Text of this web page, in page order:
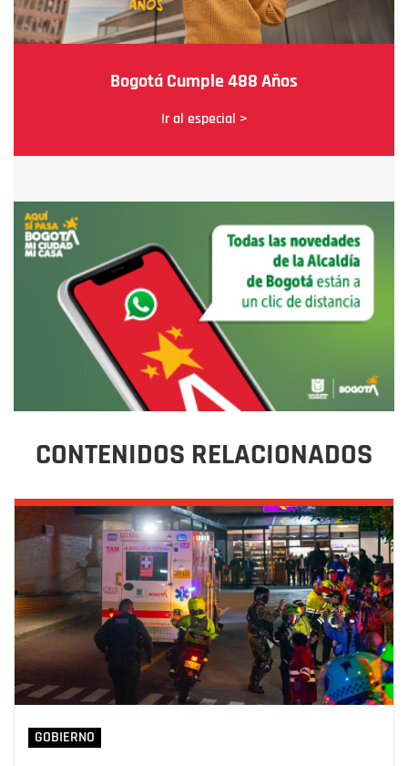
Bogotá Cumple 488 Años
Ir al especial >
CONTENIDOS RELACIONADOS
GOBIERNO